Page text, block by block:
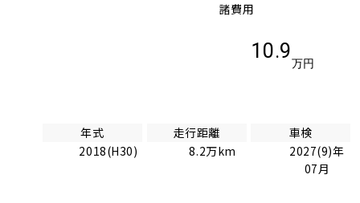
諸費用
10.9
万円
年式
2018(H30)
走行距離
8.2万km
車検
2027(9)年
07月